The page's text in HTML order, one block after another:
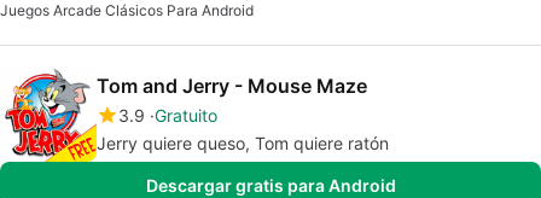
Juegos Arcade Clásicos Para Android
Tom and Jerry - Mouse Maze
3.9 Gratuito
Jerry quiere queso, Tom quiere ratón
Descargar gratis para Android